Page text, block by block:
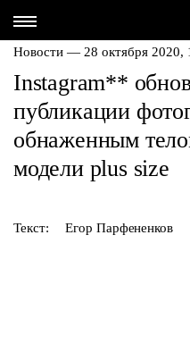
Новости — 28 октября 2020,
Instagram**
публикации
обнаженным
модели plus size
Текст: Егор Парфененков